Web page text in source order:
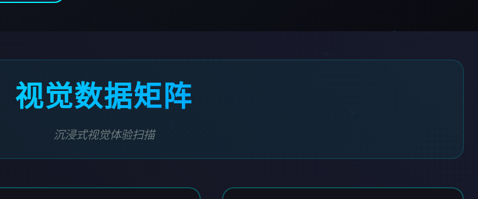
视觉数据矩阵
沉浸式视觉体验扫描